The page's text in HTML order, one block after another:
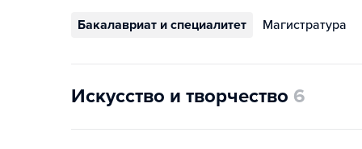
Бакалавриат и специалитет Магистратура
Искусство и творчество 6